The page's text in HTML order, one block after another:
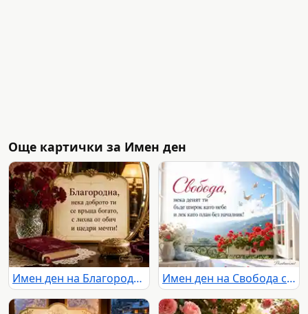
Още картички за Имен ден
Имен ден на Благородна с бордо карамфили и старинен салон Имен ден на Свобода със светъл балкон, мушката и планински хоризонт